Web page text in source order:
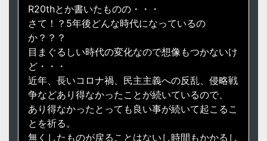
R20thとか書いたものの・・・
さて！？5年後どんな時代になっているの
か？？？
目まぐるしい時代の変化なので想像もつかないけ
ど・・・
近年、長いコロナ禍、民主主義への反乱、侵略戦
争などあり得なかったことが続いているので、
あり得なかったとっても良い事が続いて起こるこ
とを祈る。
無くしたものが戻ることはないし時間もかかるし